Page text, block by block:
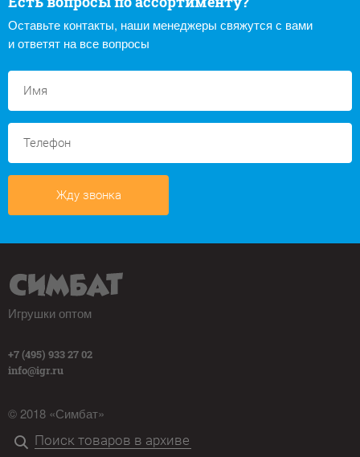
Оставьте контакты, наши менеджеры свяжутся с вами
и ответят на все вопросы
Жду звонка
Игрушки оптом
+7 (495) 933 27 02
info@igr.ru
© 2018 «Симбат»